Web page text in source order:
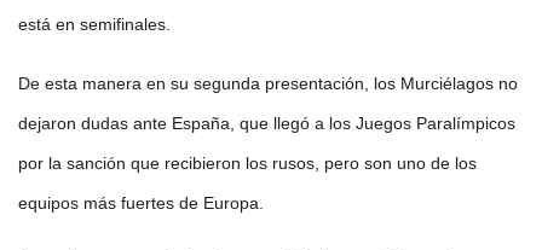
está en semifinales.
De esta manera en su segunda presentación, los Murciélagos no
dejaron dudas ante España, que llegó a los Juegos Paralímpicos
por la sanción que recibieron los rusos, pero son uno de los
equipos más fuertes de Europa.